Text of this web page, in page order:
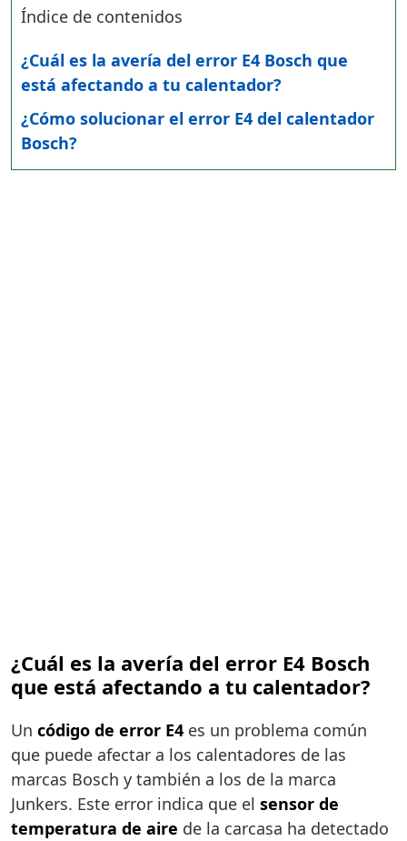
Índice de contenidos
¿Cuál es la avería del error E4 Bosch que
está afectando a tu calentador?
¿Cómo solucionar el error E4 del calentador
Bosch?
¿Cuál es la avería del error E4 Bosch
que está afectando a tu calentador?
Un código de error E4 es un problema común
que puede afectar a los calentadores de las
marcas Bosch y también a los de la marca
Junkers. Este error indica que el sensor de
temperatura de aire de la carcasa ha detectado